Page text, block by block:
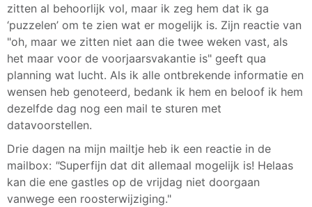
zitten al behoorlijk vol, maar ik zeg hem dat ik ga
‘puzzelen’ om te zien wat er mogelijk is. Zijn reactie van
"oh, maar we zitten niet aan die twee weken vast, als
het maar voor de voorjaarsvakantie is" geeft qua
planning wat lucht. Als ik alle ontbrekende informatie en
wensen heb genoteerd, bedank ik hem en beloof ik hem
dezelfde dag nog een mail te sturen met
datavoorstellen.
Drie dagen na mijn mailtje heb ik een reactie in de
mailbox: "Superfijn dat dit allemaal mogelijk is! Helaas
kan die ene gastles op de vrijdag niet doorgaan
vanwege een roosterwijziging."